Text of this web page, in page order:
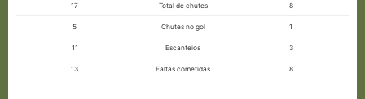
17 Total de chutes 8
5 Chutes no gol 1
11 Escanteios 3
13 Faltas cometidas 8